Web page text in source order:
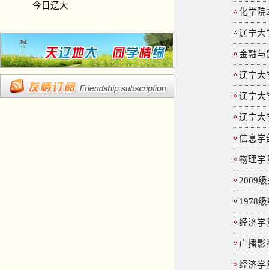
今日辽大
化学院
辽宁大
金融与
辽宁大
辽宁大
辽宁大
信息学
物理学
2009
1978
经济学
广播影
经济学